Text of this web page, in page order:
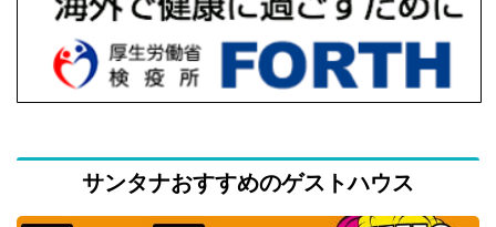
サンタナおすすめのゲストハウス